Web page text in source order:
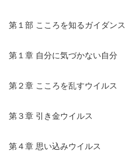
第１部 こころを知るガイダンス
第１章 自分に気づかない自分
第２章 こころを乱すウイルス
第３章 引き金ウイルス
第４章 思い込みウイルス